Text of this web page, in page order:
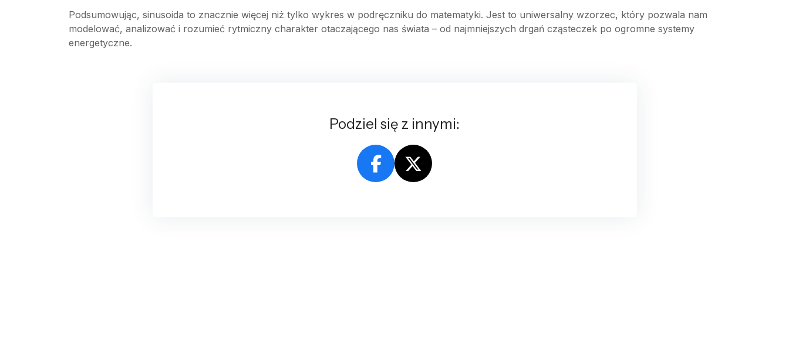
Podsumowując, sinusoida to znacznie więcej niż tylko wykres w podręczniku do matematyki. Jest to uniwersalny wzorzec, który pozwala nam
modelować, analizować i rozumieć rytmiczny charakter otaczającego nas świata – od najmniejszych drgań cząsteczek po ogromne systemy
energetyczne.
Podziel się z innymi: